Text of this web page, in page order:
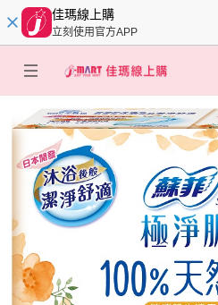
佳瑪線上購
立刻使用官方APP